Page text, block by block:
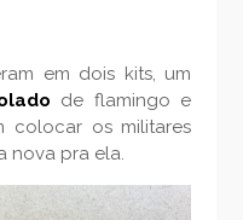
em dois kits, um
de flamingo e
colocar os militares
nova pra ela.